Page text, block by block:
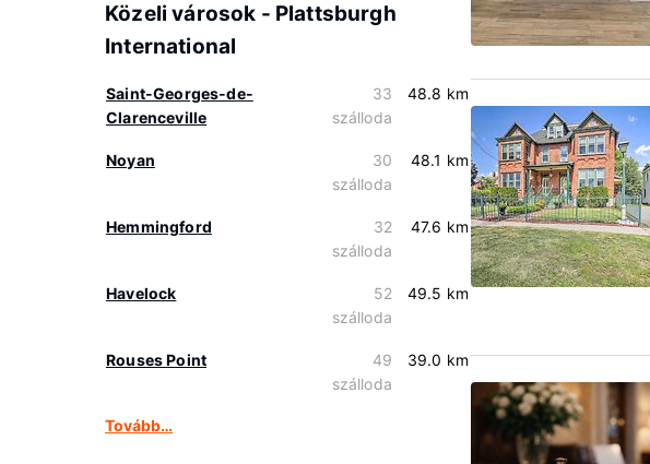
Közeli városok - Plattsburgh
International
Saint-Georges-de-
Clarenceville
33
szálloda
48.8 km
Noyan
30
szálloda
48.1 km
Hemmingford
32
szálloda
47.6 km
Havelock
52
szálloda
49.5 km
Rouses Point
49
szálloda
39.0 km
Tovább…